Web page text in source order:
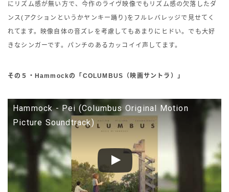
にリズム感が無い方で、今作のライヴ映像でもリズム感の欠落したダ
ンス(アクションというかヤンキー踊り)をフルレバレッジで見せてく
れてます。映像自体の音ズレを考慮してもあまりにヒドい。でも大好
きなシンガーです。パンチのあるカッコイイ声してます。
その５・Hammockの「COLUMBUS（映画サントラ）」
Hammock - Pei (Columbus Original Motion
Picture Soundtrack)